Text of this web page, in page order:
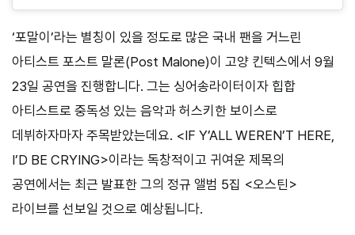
‘포말이’라는 별칭이 있을 정도로 많은 국내 팬을 거느린
아티스트 포스트 말론(Post Malone)이 고양 킨텍스에서 9월
23일 공연을 진행합니다. 그는 싱어송라이터이자 힙합
아티스트로 중독성 있는 음악과 허스키한 보이스로
데뷔하자마자 주목받았는데요. <IF Y’ALL WEREN’T HERE,
I’D BE CRYING>이라는 독창적이고 귀여운 제목의
공연에서는 최근 발표한 그의 정규 앨범 5집 <오스틴>
라이브를 선보일 것으로 예상됩니다.